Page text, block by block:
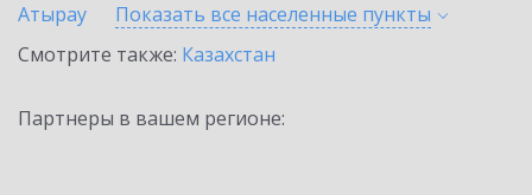
Атырау
Показать все населенные пункты
Смотрите также: Казахстан
Партнеры в вашем регионе: